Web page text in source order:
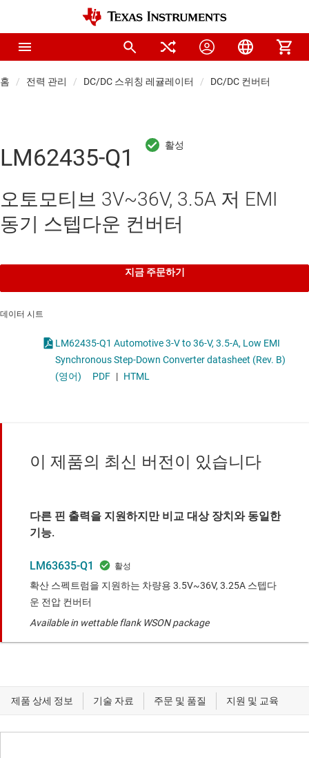
홈 전력 관리 DC/DC 스위칭 레귤레이터 DC/DC 컨버터
LM62435-Q1
오토모티브 3V~36V, 3.5A 저 EMI
동기 스텝다운 컨버터
지금 주문하기
데이터 시트
LM62435-Q1 Automotive 3-V to 36-V, 3.5-A, Low EMI
Synchronous Step-Down Converter datasheet (Rev. B)
(영어)
PDF | HTML
이 제품의 최신 버전이 있습니다
다른 핀 출력을 지원하지만 비교 대상 장치와 동일한
기능.
LM63635-Q1
확산 스펙트럼을 지원하는 차량용 3.5V~36V, 3.25A 스텝다
운 전압 컨버터
Available in wettable flank WSON package